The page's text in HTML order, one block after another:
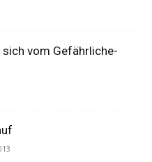
vom Gefährliche-